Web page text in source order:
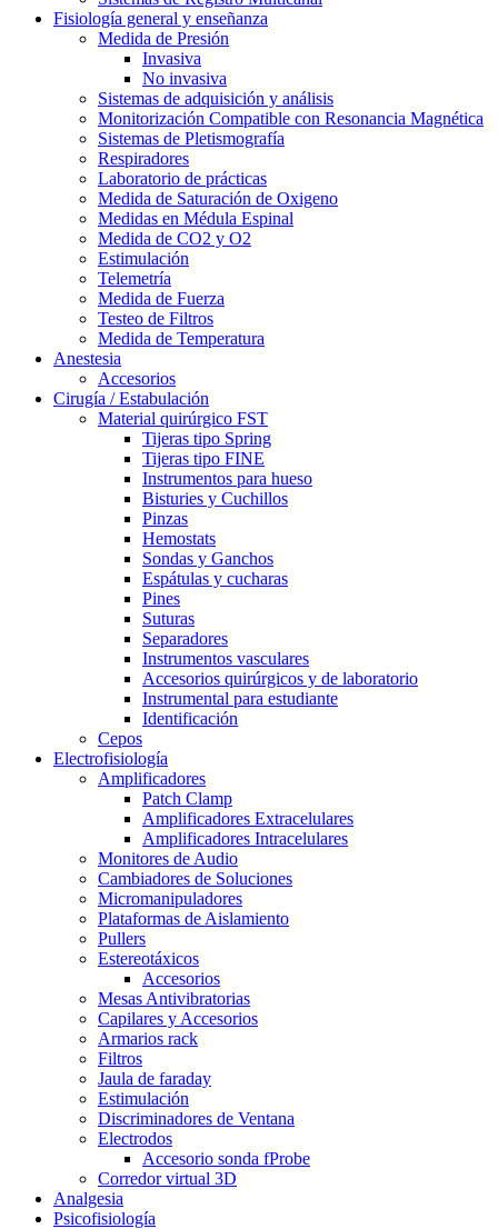
Fisiología general y enseñanza
Medida de Presión
Invasiva
No invasiva
Sistemas de adquisición y análisis
Monitorización Compatible con Resonancia Magnética
Sistemas de Pletismografía
Respiradores
Laboratorio de prácticas
Medida de Saturación de Oxigeno
Medidas en Médula Espinal
Medida de CO2 y O2
Estimulación
Telemetría
Medida de Fuerza
Testeo de Filtros
Medida de Temperatura
Anestesia
Accesorios
Cirugía / Estabulación
Material quirúrgico FST
Tijeras tipo Spring
Tijeras tipo FINE
Instrumentos para hueso
Bisturies y Cuchillos
Pinzas
Hemostats
Sondas y Ganchos
Espátulas y cucharas
Pines
Suturas
Separadores
Instrumentos vasculares
Accesorios quirúrgicos y de laboratorio
Instrumental para estudiante
Identificación
Cepos
Electrofisiología
Amplificadores
Patch Clamp
Amplificadores Extracelulares
Amplificadores Intracelulares
Monitores de Audio
Cambiadores de Soluciones
Micromanipuladores
Plataformas de Aislamiento
Pullers
Estereotáxicos
Accesorios
Mesas Antivibratorias
Capilares y Accesorios
Armarios rack
Filtros
Jaula de faraday
Estimulación
Discriminadores de Ventana
Electrodos
Accesorio sonda fProbe
Corredor virtual 3D
Analgesia
Psicofisiología